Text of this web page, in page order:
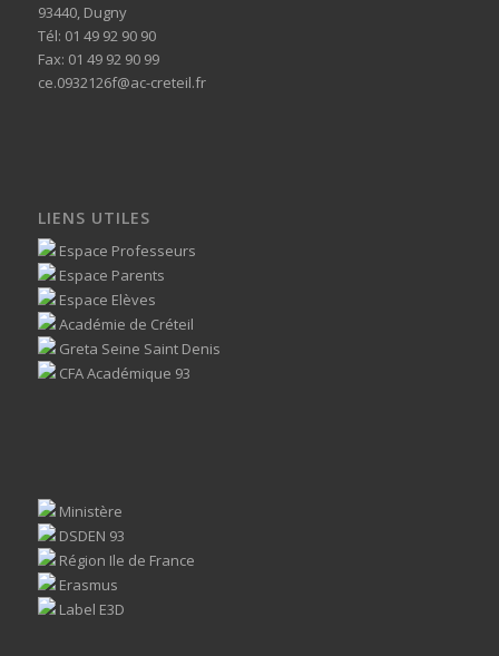
93440, Dugny
Tél: 01 49 92 90 90
Fax: 01 49 92 90 99
ce.0932126f@ac-creteil.fr
LIENS UTILES
Espace Professeurs
Espace Parents
Espace Elèves
Académie de Créteil
Greta Seine Saint Denis
CFA Académique 93
Ministère
DSDEN 93
Région Ile de France
Erasmus
Label E3D